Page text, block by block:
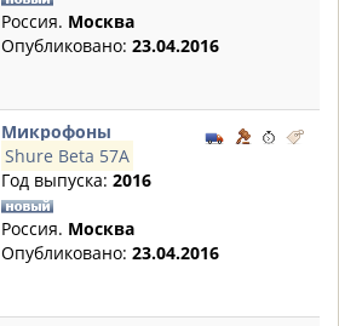
Россия. Москва
Опубликовано: 23.04.2016
Микрофоны
Shure Beta 57A
Год выпуска: 2016
Россия. Москва
Опубликовано: 23.04.2016